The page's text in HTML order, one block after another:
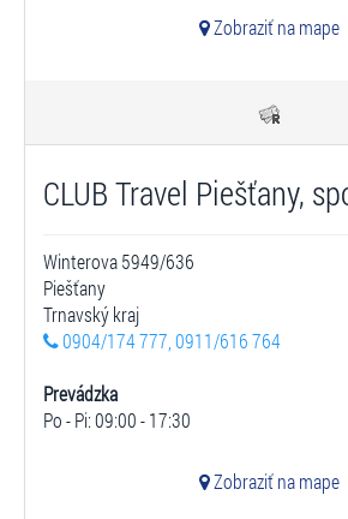
Zobraziť na mape
CLUB Travel Piešťany,
Winterova 5949/636
Piešťany
Trnavský kraj
0904/174 777, 0911/616 764
Prevádzka
Po - Pi: 09:00 - 17:30
Zobraziť na mape